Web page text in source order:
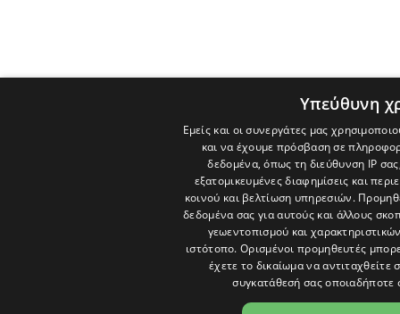
Υπεύθυνη
Εμείς και οι συνεργάτες μας
και να έχουμε πρόσβαση σε
δεδομένα, όπως τη διεύθυνση IP
εξατομικευμένες διαφημίσεις και
κοινού και βελτίωση υπηρεσιών.
δεδομένα σας για αυτούς και άλλους
γεωεντοπισμού και
ιστότοπο. Ορισμένοι προμηθευτές
έχετε το δικαίωμα να αντιταχθείτε
συγκατάθεσή σας οποιαδήποτε